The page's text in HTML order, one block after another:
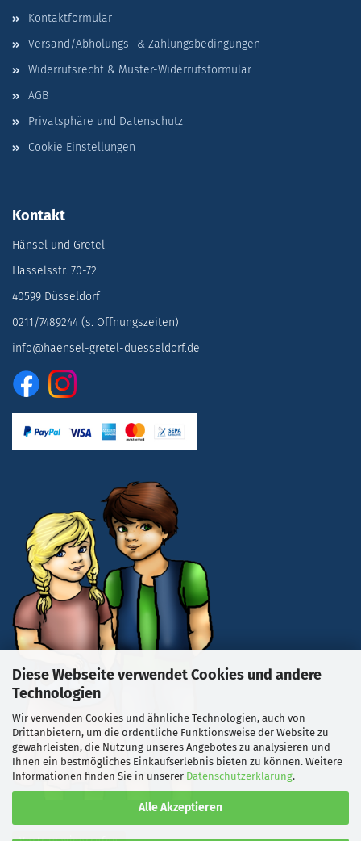
Diese Webseite verwendet Cookies und andere
Technologien
Wir verwenden Cookies und ähnliche Technologien, auch von
Drittanbietern, um die ordentliche Funktionsweise der Website zu
gewährleisten, die Nutzung unseres Angebotes zu analysieren und
Ihnen ein bestmögliches Einkaufserlebnis bieten zu können. Weitere
Informationen finden Sie in unserer Datenschutzerklärung.
Alle Akzeptieren
Kontaktformular
Versand/Abholungs- & Zahlungsbedingungen
Widerrufsrecht & Muster-Widerrufsformular
AGB
Privatsphäre und Datenschutz
Cookie Einstellungen
Kontakt
Hänsel und Gretel
Hasselsstr. 70-72
40599 Düsseldorf
0211/7489244 (s. Öffnungszeiten)
info@haensel-gretel-duesseldorf.de